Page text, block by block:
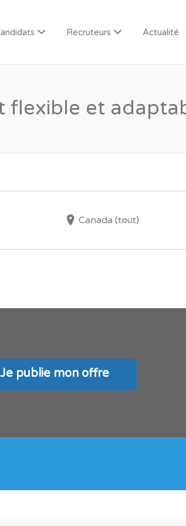
Recruteurs Actualité
flexible et
Canada (tout)
Je publie mon offre